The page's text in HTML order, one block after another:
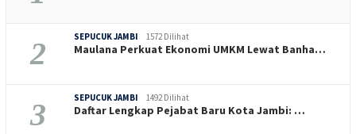
2 SEPUCUK JAMBI 1572 Dilihat
Maulana Perkuat Ekonomi UMKM Lewat Banha…
3 SEPUCUK JAMBI 1492 Dilihat
Daftar Lengkap Pejabat Baru Kota Jambi: …